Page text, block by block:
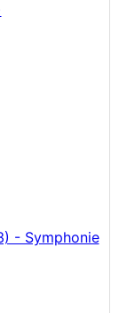
- Symphonie